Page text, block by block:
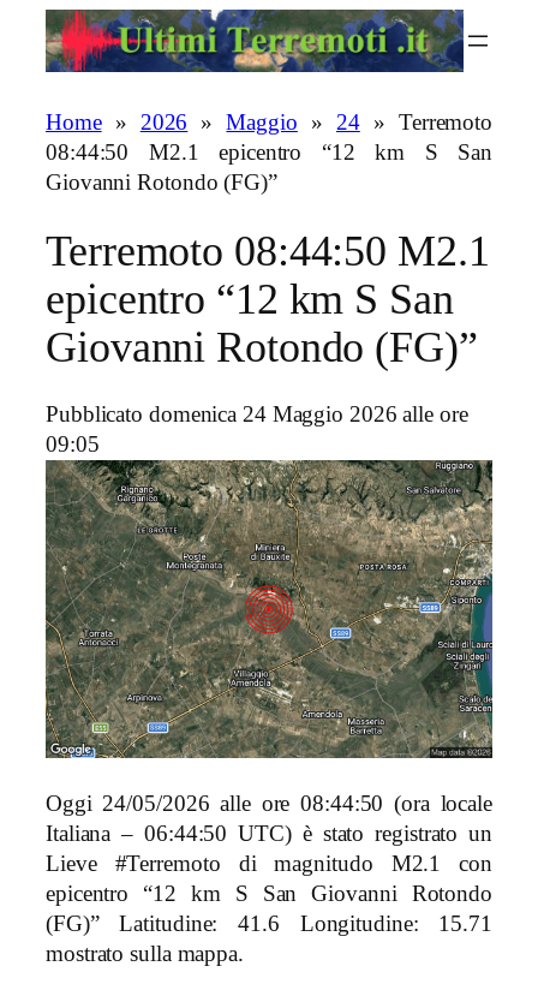
Home» 2026 »Maggio » 24» Terremoto
08:44:50 M2.1 epicentro “12 km S San
Giovanni Rotondo (FG)”
Terremoto 08:44:50 M2.1
epicentro “12 km S San
Giovanni Rotondo (FG)”
Pubblicato domenica 24 Maggio 2026 alle ore
09:05
Oggi 24/05/2026 alle ore 08:44:50 (ora locale
Italiana – 06:44:50 UTC) è stato registrato un
Lieve #Terremoto di magnitudo M2.1 con
epicentro “12 km S San Giovanni Rotondo
(FG)” Latitudine: 41.6 Longitudine: 15.71
mostrato sulla mappa.